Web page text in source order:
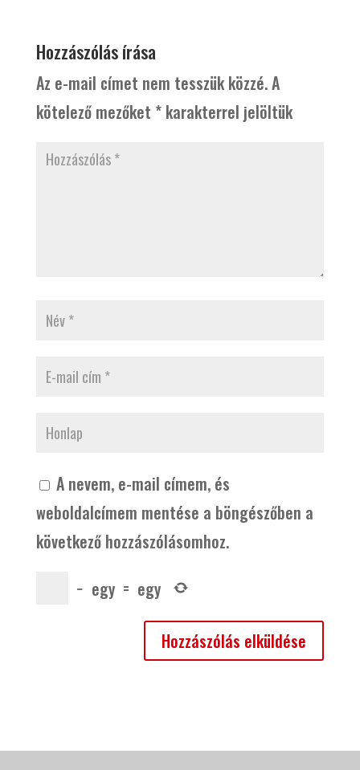
Hozzászólás írása
Az e-mail címet nem tesszük közzé.A
kötelező mezőket *karakterrel jelöltük
A nevem, e-mail címem, és
weboldalcímem mentése a böngészőben a
következő hozzászólásomhoz.
− egy = egy